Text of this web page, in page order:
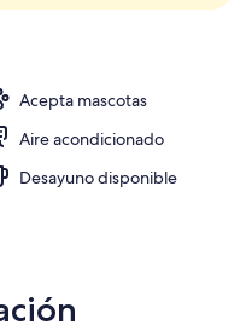
Acepta mascotas
Aire acondicionado
Desayuno disponible